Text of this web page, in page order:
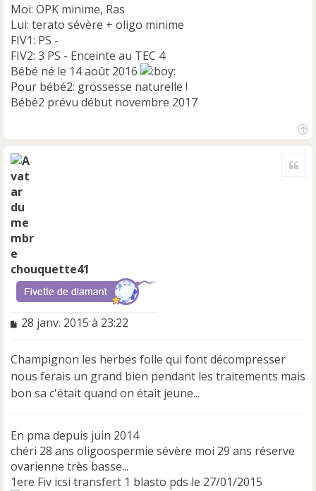
l
u
Moi: OPK minime, Ras
Lui: terato sévère + oligo minime
FIV1: PS -
FIV2: 3 PS - Enceinte au TEC 4
Bébé né le 14 août 2016
Pour bébé2: grossesse naturelle !
Bébé2 prévu début novembre 2017
chouquette41
M
s
a
g
e
n
l
u
28 janv. 2015 à 23:22
Champignon les herbes folle qui font décompresser
nous ferais un grand bien pendant les traitements mais
bon sa c'était quand on était jeune...
En pma depuis juin 2014
chéri 28 ans oligoospermie sévère moi 29 ans réserve
ovarienne très basse...
1ere Fiv icsi transfert 1 blasto pds le 27/01/2015